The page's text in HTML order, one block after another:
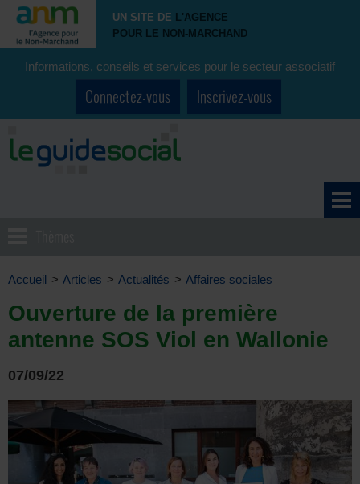
UN SITE DE L'AGENCE
POUR LE NON-MARCHAND
Informations, conseils et services pour le secteur associatif
Connectez-vous Inscrivez-vous
Accueil > Articles > Actualités > Affaires sociales
Ouverture de la première
antenne SOS Viol en Wallonie
07/09/22